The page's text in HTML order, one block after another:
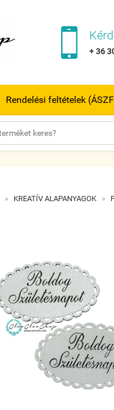
 + 36
Rendelési feltételek
» KREATÍV ALAPANYAGOK »